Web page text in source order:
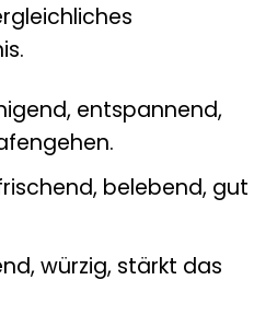
entspannend,
belebend, gut
würzig, stärkt das